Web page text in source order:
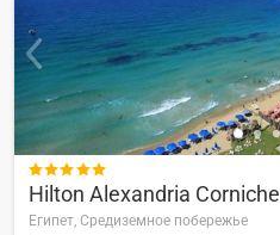

Hilton Alexandria Corniche
Египет, Средиземное побережье